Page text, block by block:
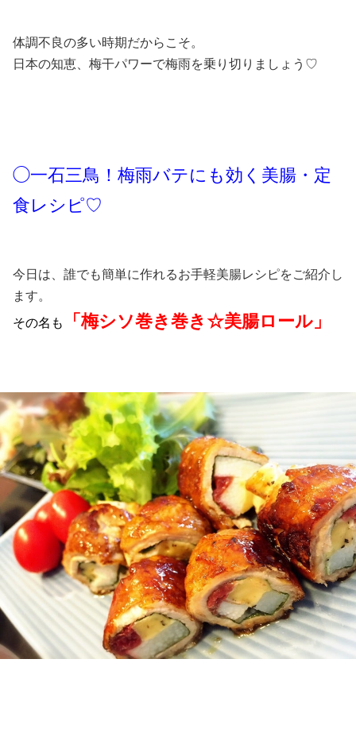
体調不良の多い時期だからこそ。
日本の知恵、梅干パワーで梅雨を乗り切りましょう♡
◯一石三鳥！梅雨バテにも効く美腸・定
食レシピ♡
今日は、誰でも簡単に作れるお手軽美腸レシピをご紹介し
ます。
その名も
「梅シソ巻き巻き☆美腸ロール」